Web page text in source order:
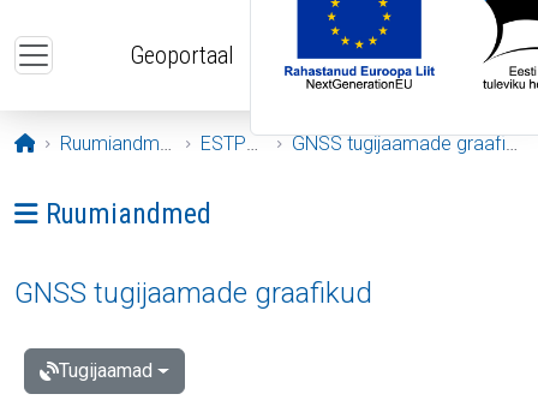
Geoportaal
Avaleht
Ruumiandmed ESTPOS GNSS tugijaamade graafikud
Ava menüü: Ruumiandmed
Ruumiandmed
GNSS tugijaamade graafikud
Tugijaamad